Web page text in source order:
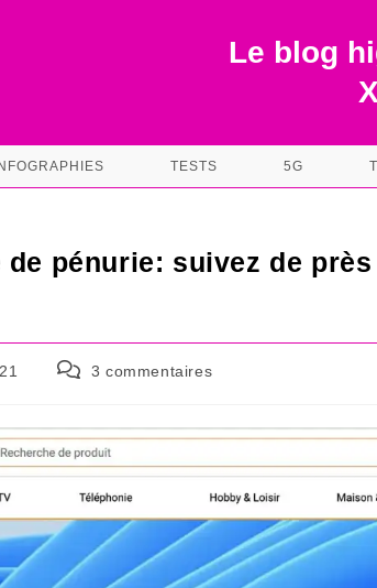
Le blog
INFOGRAPHIES TESTS 5G
pénurie: suivez de
Commentaires
publication :
3 commentaires